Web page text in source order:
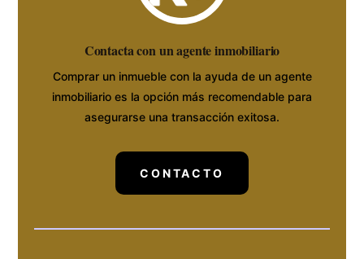
Contacta con un agente inmobiliario
Comprar un inmueble con la ayuda de un agente
inmobiliario es la opción más recomendable para
asegurarse una transacción exitosa.
CONTACTO